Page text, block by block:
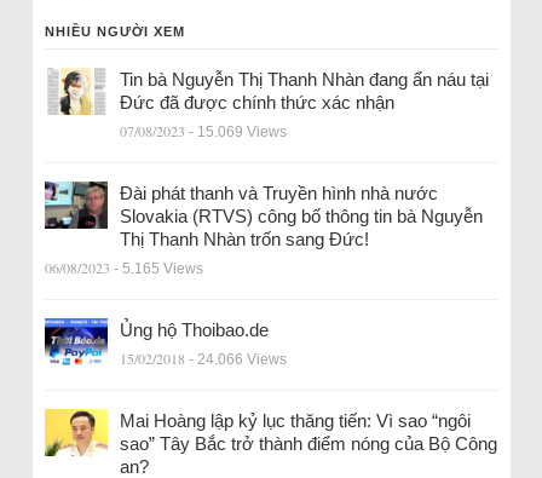
NHIỀU NGƯỜI XEM
Tin bà Nguyễn Thị Thanh Nhàn đang ẩn náu tại
Đức đã được chính thức xác nhận
07/08/2023 - 15.069 Views
Đài phát thanh và Truyền hình nhà nước
Slovakia (RTVS) công bố thông tin bà Nguyễn
Thị Thanh Nhàn trốn sang Đức!
06/08/2023 - 5.165 Views
Ủng hộ Thoibao.de
15/02/2018 - 24.066 Views
Mai Hoàng lập kỷ lục thăng tiến: Vì sao “ngôi
sao” Tây Bắc trở thành điểm nóng của Bộ Công
an?